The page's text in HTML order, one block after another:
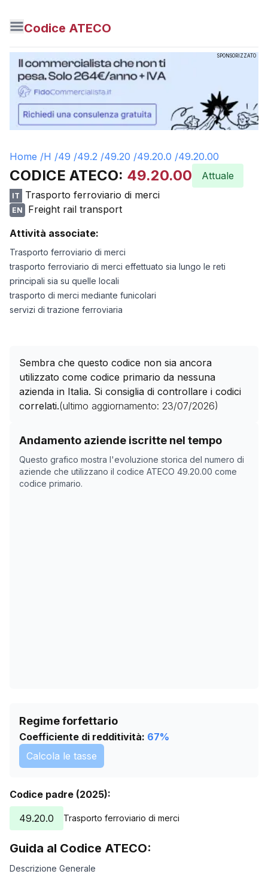
Codice ATECO
SPONSORIZZATO
Home /H /49 /49.2 /49.20 /49.20.0 /49.20.00
CODICE ATECO: 49.20.00 Attuale
IT Trasporto ferroviario di merci
EN
Freight rail transport
Attività associate:
Trasporto ferroviario di merci
trasporto ferroviario di merci effettuato sia lungo le reti
principali sia su quelle locali
trasporto di merci mediante funicolari
servizi di trazione ferroviaria
Sembra che questo codice non sia ancora
utilizzato come codice primario da nessuna
azienda in Italia. Si consiglia di controllare i codici
correlati.(ultimo aggiornamento: 23/07/2026)
Andamento aziende iscritte nel tempo
Questo grafico mostra l'evoluzione storica del numero di
aziende che utilizzano il codice ATECO 49.20.00 come
codice primario.
Storico numero di aziende con codice ATECO
Data rilevazione
24/04/2025
0
13/11/2025
Regime forfettario
Coefficiente di redditività: 67%
Calcola le tasse
Codice padre (2025):
49.20.0
Trasporto ferroviario di merci
Guida al Codice ATECO:
Descrizione Generale